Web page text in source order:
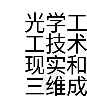
光学
工技
现实
三维